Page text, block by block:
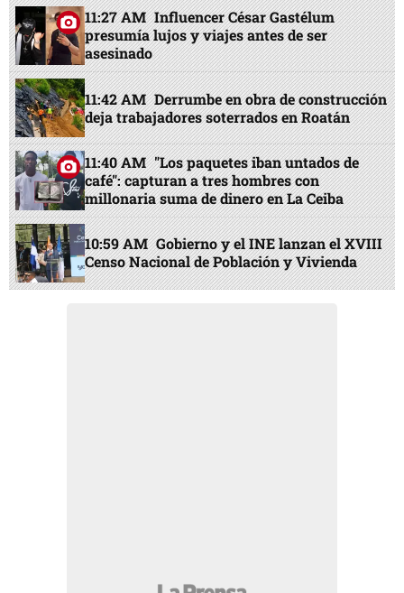
11:27 AM Influencer César Gastélum
presumía lujos y viajes antes de ser
asesinado
11:42 AM Derrumbe en obra de construcción
deja trabajadores soterrados en Roatán
11:40 AM "Los paquetes iban untados de
café": capturan a tres hombres con
millonaria suma de dinero en La Ceiba
10:59 AM Gobierno y el INE lanzan el XVIII
Censo Nacional de Población y Vivienda